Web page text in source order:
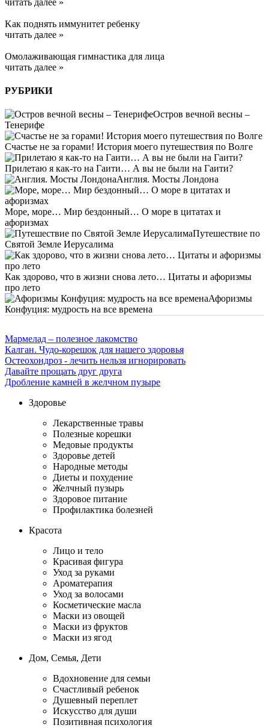
Kак поднять иммунитет ребенку
читать далее »
Омолаживающая гимнастика для лица
читать далее »
РУБРИКИ
Остров вечной весны –
Тенерифе
Счастье не за горами! История моего путешествия по Волге
Прилетаю я как-то на Гаити… А вы не были на Гаити?
Англия. Мосты Лондона
Море, море… Мир бездонный… О море в цитатах и
афоризмах
Путешествие по
Святой Земле Иерусалима
Как здорово, что в жизни снова лето… Цитаты и афоризмы
про лето
Афоризмы
Конфуция: мудрость на все времена
Мармелад – полезное лакомство
Калган. Чудо-корешок для нашего здоровья
Остеохондроз - лечить нельзя игнорировать
Давайте прощать друг друга
Дробление камней в желчном пузыре
Здоровье
Лекарственные травы
Полезные корешки
Медовые продукты
Здоровье детей
Народные методы
Диеты и похудение
Желчный пузырь
Здоровое питание
Профилактика болезней
Красота
Лицо и тело
Красивая фигура
Уход за руками
Ароматерапия
Уход за волосами
Косметические масла
Маски из овощей
Маски из фруктов
Маски из ягод
Дом, Семья, Дети
Вдохновение для семьи
Счастливый ребенок
Душевный переплет
Искусство для души
Позитивная психология